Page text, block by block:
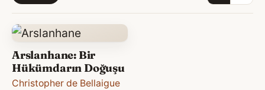
Arslanhane: Bir
Hükümdarın Doğuşu
Christopher de Bellaigue